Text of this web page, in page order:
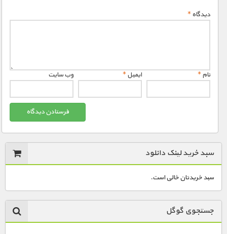
دیدگاه*
نام* ایمیل* وب‌ سایت
سبد خرید لینک دانلود
سبد خریدتان خالی است.
جستجوی گوگل